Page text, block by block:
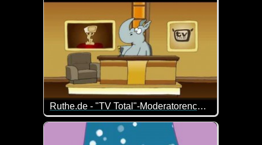
Ruthe.de - "TV Total"-Moderatorencasting
Einfach nur KLASSE!